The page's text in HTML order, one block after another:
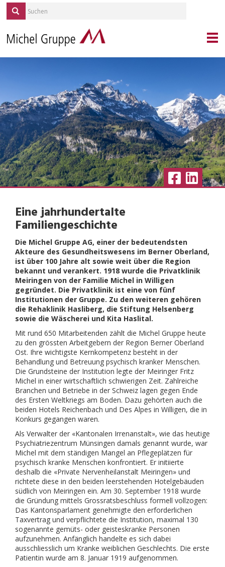
PORTRAIT
MICHEL SERVICES
REPORTAGEN
QUELLE/ALP
KARRIERE
IMMOBILIEN
BLICKPUNKT GESUNDHEIT
VERANSTALTUNGEN
UNTERLAGEN
Eine jahrhundertalte
Familiengeschichte
Die Michel Gruppe AG, einer der bedeutendsten
Akteure des Gesundheitswesens im Berner Oberland,
ist über 100 Jahre alt sowie weit über die Region
bekannt und verankert. 1918 wurde die Privatklinik
Meiringen von der Familie Michel in Willigen
gegründet. Die Privatklinik ist eine von fünf
Institutionen der Gruppe. Zu den weiteren gehören
die Rehaklinik Hasliberg, die Stiftung Helsenberg
sowie die Wäscherei und Kita Haslital.
Mit rund 650 Mitarbeitenden zählt die Michel Gruppe heute
zu den grössten Arbeitgebern der Region Berner Oberland
Ost. Ihre wichtigste Kernkompetenz besteht in der
Behandlung und Betreuung psychisch kranker Menschen.
Die Grundsteine der Institution legte der Meiringer Fritz
Michel in einer wirtschaftlich schwierigen Zeit. Zahlreiche
Branchen und Betriebe in der Schweiz lagen gegen Ende
des Ersten Weltkriegs am Boden. Dazu gehörten auch die
beiden Hotels Reichenbach und Des Alpes in Willigen, die in
Konkurs gegangen waren.
Als Verwalter der «Kantonalen Irrenanstalt», wie das heutige
Psychiatriezentrum Münsingen damals genannt wurde, war
Michel mit dem ständigen Mangel an Pflegeplätzen für
psychisch kranke Menschen konfrontiert. Er initiierte
deshalb die «Private Nervenheilanstalt Meiringen» und
richtete diese in den beiden leerstehenden Hotelgebäuden
südlich von Meiringen ein. Am 30. September 1918 wurde
die Gründung mittels Grossratsbeschluss formell vollzogen:
Das Kantonsparlament genehmigte den erforderlichen
Taxvertrag und verpflichtete die Institution, maximal 130
sogenannte gemüts- oder geisteskranke Personen
aufzunehmen. Anfänglich handelte es sich dabei
ausschliesslich um Kranke weiblichen Geschlechts. Die erste
Patientin wurde am 8. Januar 1919 aufgenommen.